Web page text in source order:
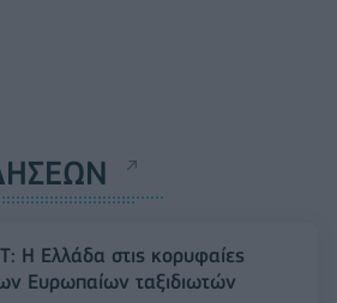
Η Ελλάδα στις κορυφαίες
Ευρωπαίων ταξιδιωτών